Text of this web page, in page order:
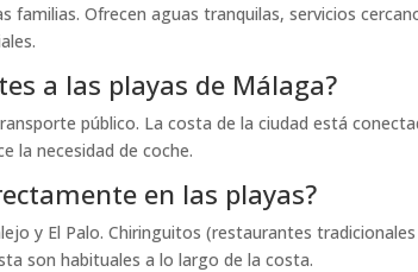
Ofrecen aguas tranquilas, servicios
a las playas de Málaga?
público. La costa de la ciudad está
la necesidad de coche.
en las playas?
y El Palo. Chiringuitos (restaurantes
son habituales a lo largo de la costa.